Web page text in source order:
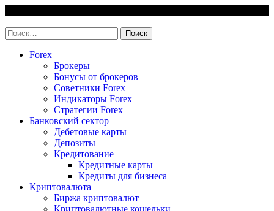
content
Найти:
Forex
Брокеры
Бонусы от брокеров
Советники Forex
Индикаторы Forex
Стратегии Forex
Банковский сектор
Дебетовые карты
Депозиты
Кредитование
Кредитные карты
Кредиты для бизнеса
Криптовалюта
Биржа криптовалют
Криптовалютные кошельки